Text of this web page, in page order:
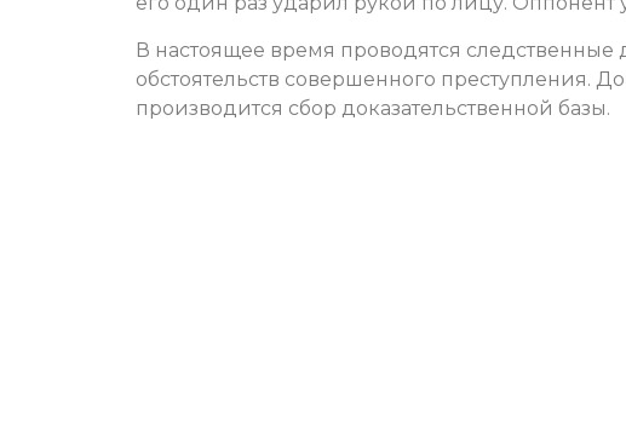
В настоящее время проводятся следственные
обстоятельств совершенного преступления.
производится сбор доказательственной базы.